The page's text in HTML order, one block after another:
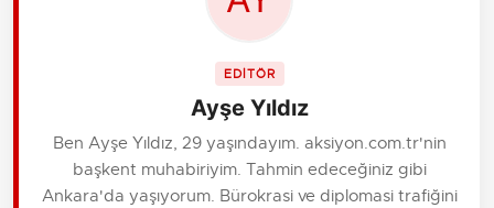
EDİTÖR
Ayşe Yıldız
Ben Ayşe Yıldız, 29 yaşındayım. aksiyon.com.tr'nin
başkent muhabiriyim. Tahmin edeceğiniz gibi
Ankara'da yaşıyorum. Bürokrasi ve diplomasi trafiğini